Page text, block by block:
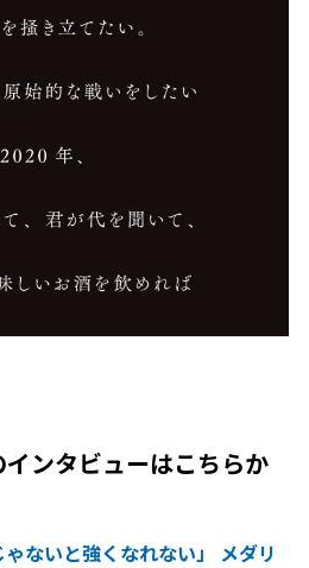
ンタビューはこちらか
ないと強くなれない」 メダリ